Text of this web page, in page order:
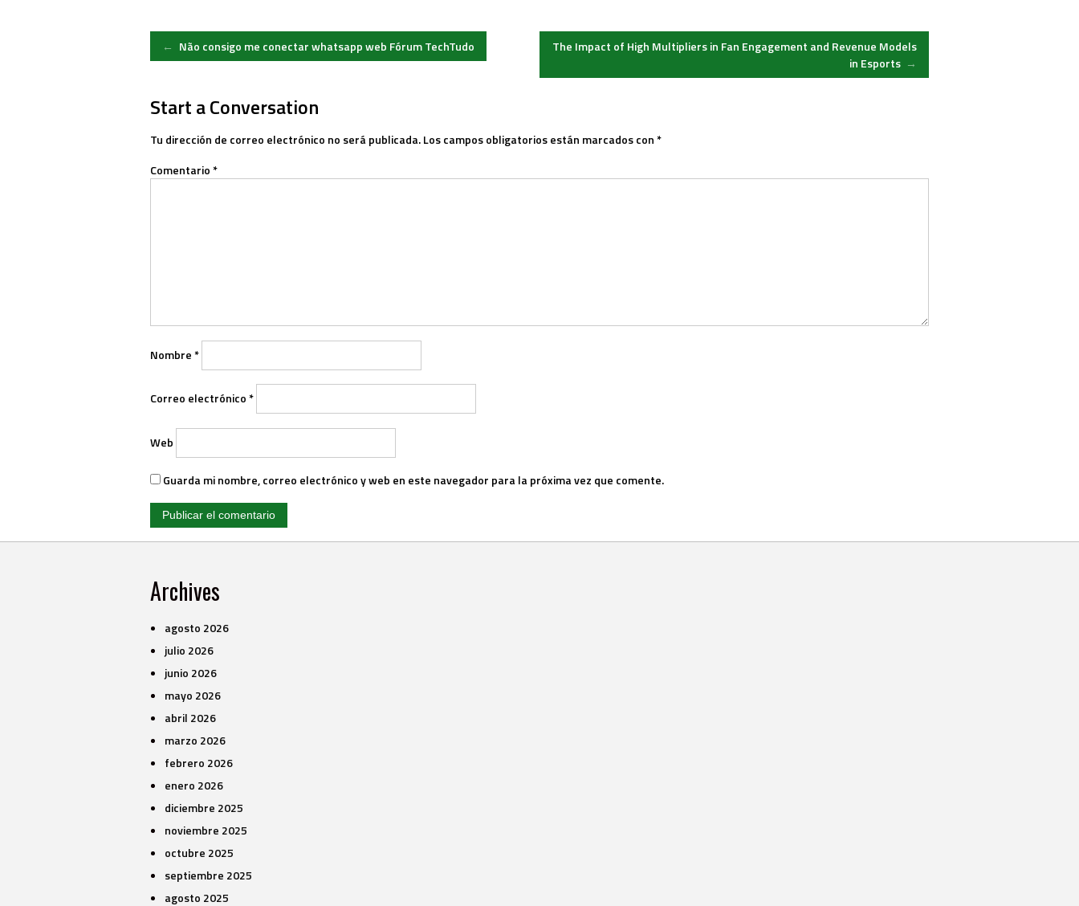
Post
navigation
← Não consigo me conectar whatsapp web Fórum TechTudo
The Impact of High Multipliers in Fan Engagement and Revenue Models
in Esports →
Start a Conversation
Tu dirección de correo electrónico no será publicada.Los campos obligatorios están marcados con*
Comentario*
Nombre*
Correo electrónico*
Web
Guarda mi nombre, correo electrónico y web en este navegador para la próxima vez que comente.
Archives
agosto 2026
julio 2026
junio 2026
mayo 2026
abril 2026
marzo 2026
febrero 2026
enero 2026
diciembre 2025
noviembre 2025
octubre 2025
septiembre 2025
agosto 2025